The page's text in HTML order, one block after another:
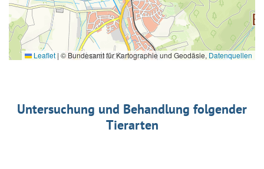
Leaflet | © Bundesamt für Kartographie und Geodäsie, Datenquellen
Untersuchung und Behandlung folgender
Tierarten